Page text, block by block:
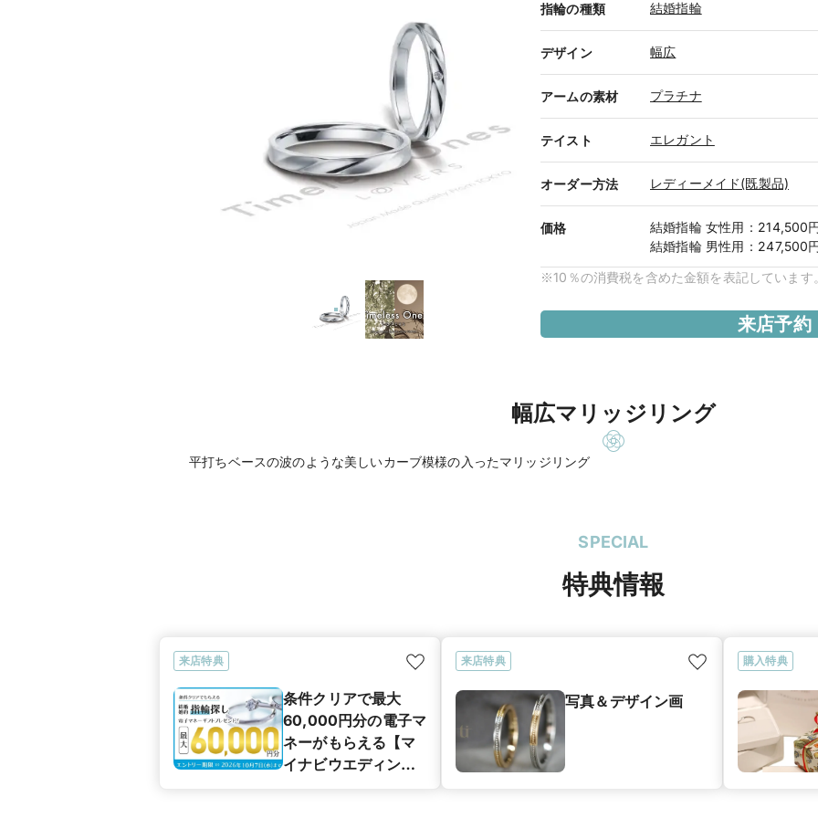
指輪の種類 結婚指輪
デザイン 幅広
アームの素材 プラチナ
テイスト エレガント
オーダー方法 レディーメイド(既製品)
価格 結婚指輪 女性用 ： 214,500
結婚指輪 男性用 ： 247,500
※10％の消費税を含めた金額を表記しています。
来店予約
幅広マリッジリング
平打ちベースの波のような美しいカーブ模様の入ったマリッジリング
SPECIAL
特典情報
来店特典
条件クリアで最大
60,000円分の電子マ
ネーがもらえる【マ
イナビウエディング
来店特典
写真＆デザイン画
購入特典